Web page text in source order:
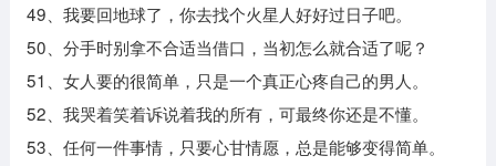
49、我要回地球了，你去找个火星人好好过日子吧。
50、分手时别拿不合适当借口，当初怎么就合适了呢？
51、女人要的很简单，只是一个真正心疼自己的男人。
52、我哭着笑着诉说着我的所有，可最终你还是不懂。
53、任何一件事情，只要心甘情愿，总是能够变得简单。